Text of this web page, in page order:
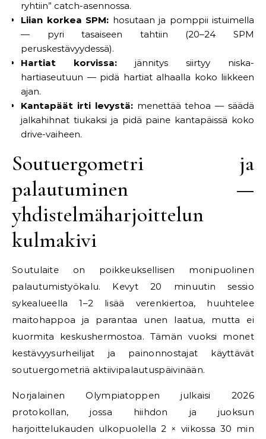
ryhtiin” catch-asennossa.
Liian korkea SPM: hosutaan ja pomppii istuimella
— pyri tasaiseen tahtiin (20–24 SPM
peruskestävyydessä).
Hartiat korvissa: jännitys siirtyy niska-
hartiaseutuun — pidä hartiat alhaalla koko liikkeen
ajan.
Kantapäät irti levystä:menettää tehoa — säädä
jalkahihnat tiukaksi ja pidä paine kantapäissä koko
drive-vaiheen.
Soutuergometri ja
palautuminen —
yhdistelmäharjoittelun
kulmakivi
Soutulaite on poikkeuksellisen monipuolinen
palautumistyökalu. Kevyt 20 minuutin sessio
sykealueella 1–2 lisää verenkiertoa, huuhtelee
maitohappoa ja parantaa unen laatua, mutta ei
kuormita keskushermostoa. Tämän vuoksi monet
kestävyysurheilijat ja painonnostajat käyttävät
soutuergometriä aktiivipalautuspäivinään.
Norjalainen Olympiatoppen julkaisi 2026
protokollan, jossa hiihdon ja juoksun
harjoittelukauden ulkopuolella 2 × viikossa 30 min